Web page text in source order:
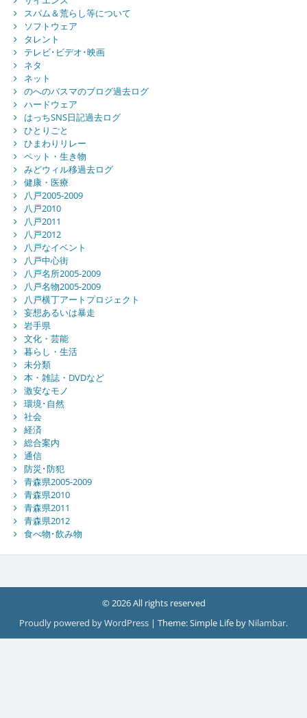
スパム＆荒らし等について
ソフトウェア
タレント
テレビ･ビデオ･映画
ネタ
ネット
のへのバスマのブログ過去ログ
ハードウェア
はっちSNS日記過去ログ
ひとりごと
ひまわりリレー
ペット・生き物
みどウィル移過去ログ
健康・医療
八戸2005-2009
八戸2010
八戸2011
八戸2012
八戸なイベント
八戸中心街
八戸名所2005-2009
八戸名物2005-2009
八戸横丁アートプロジェクト
妄想あるいは暴走
岩手県
文化・芸能
暮らし・生活
未分類
本・雑誌・DVDなど
激安なモノ
環境･自然
社会
経済
総合案内
通信
防災･防犯
青森県2005-2009
青森県2010
青森県2011
青森県2012
食べ物･飲み物
© 2026 All rights reserved
Proudly powered by WordPress | Theme: Simple Life by Nilambar.